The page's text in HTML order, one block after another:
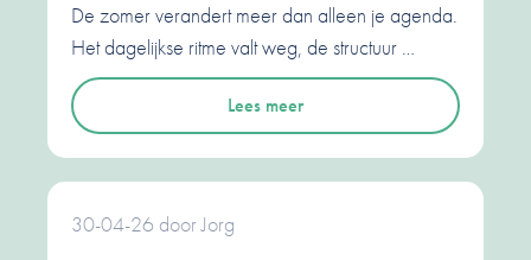
De zomer verandert meer dan alleen je agenda.
Het dagelijkse ritme valt weg, de structuur …
Lees meer
30-04-26 doorJorg